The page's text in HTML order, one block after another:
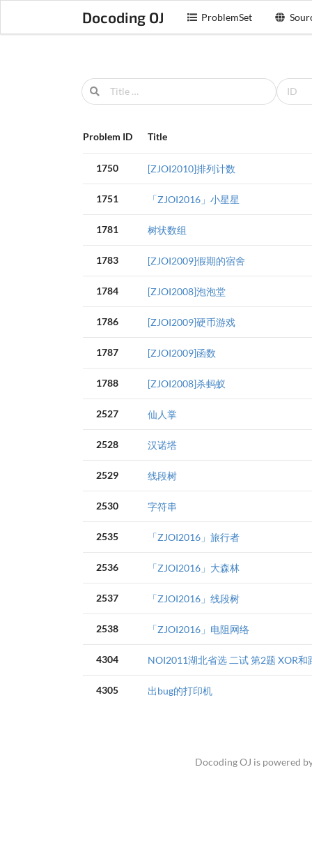
Docoding OJ ProblemSet
Problem ID Title
1750 [ZJOI2010]排列计数
1751 「ZJOI2016」小星星
1781 树状数组
1783 [ZJOI2009]假期的宿舍
1784 [ZJOI2008]泡泡堂
1786 [ZJOI2009]硬币游戏
1787 [ZJOI2009]函数
1788 [ZJOI2008]杀蚂蚁
2527 仙人掌
2528 汉诺塔
2529 线段树
2530 字符串
2535 「ZJOI2016」旅行者
2536 「ZJOI2016」大森林
2537 「ZJOI2016」线段树
2538 「ZJOI2016」电阻网络
4304 NOI2011湖北省选 二试 第2题 XOR和
4305 出bug的打印机
Docoding OJ is powered